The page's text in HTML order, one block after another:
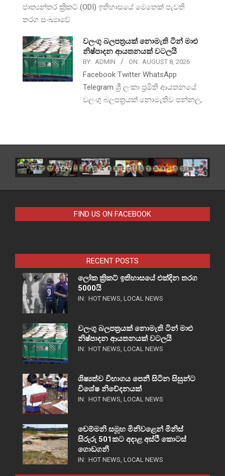
ජාත්‍යන්තර ක්‍රිකට් (ODI) ඉතිහාසයේ මෙතෙක් පැවති
තරග සංඛ්‍යාවේ
වලංගු බලපත්‍රයක් නොමැති ටින් මාළු
නිෂ්පාදන ආයතනයක් වටලයි
BY: ADMIN ON: AUGUST 8, 2026
Facebook Twitter WhatsApp
Telegram ශ්‍රී ලංකා ප්‍රමිති ආයතනයේ
වලංගු බලපත්‍රයක් නොමැතිව පන්නල,
FIND US ON FACEBOOK
RECENT POSTS
ලෝක ක්‍රිකට් ඉතිහාසයේ එක්දින තරග
5000යි
IN: HOT NEWS LOCAL NEWS
වලංගු බලපත්‍රයක් නොමැති ටින් මාළු
නිෂ්පාදන ආයතනයක් වටලයි
IN: HOT NEWS LOCAL NEWS
ශිෂ්‍යත්ව විභාගය පෙනී සිටින සිසුන්ට
විශේෂ නිවේදනයක්
IN: HOT NEWS LOCAL NEWS
චෙම්මනි සමූහ මිනිවළෙන් මිනිස්
සිරුරු 501කට අදාළ අස්ථි කොටස්
ගොඩගනී
IN: HOT NEWS LOCAL NEWS